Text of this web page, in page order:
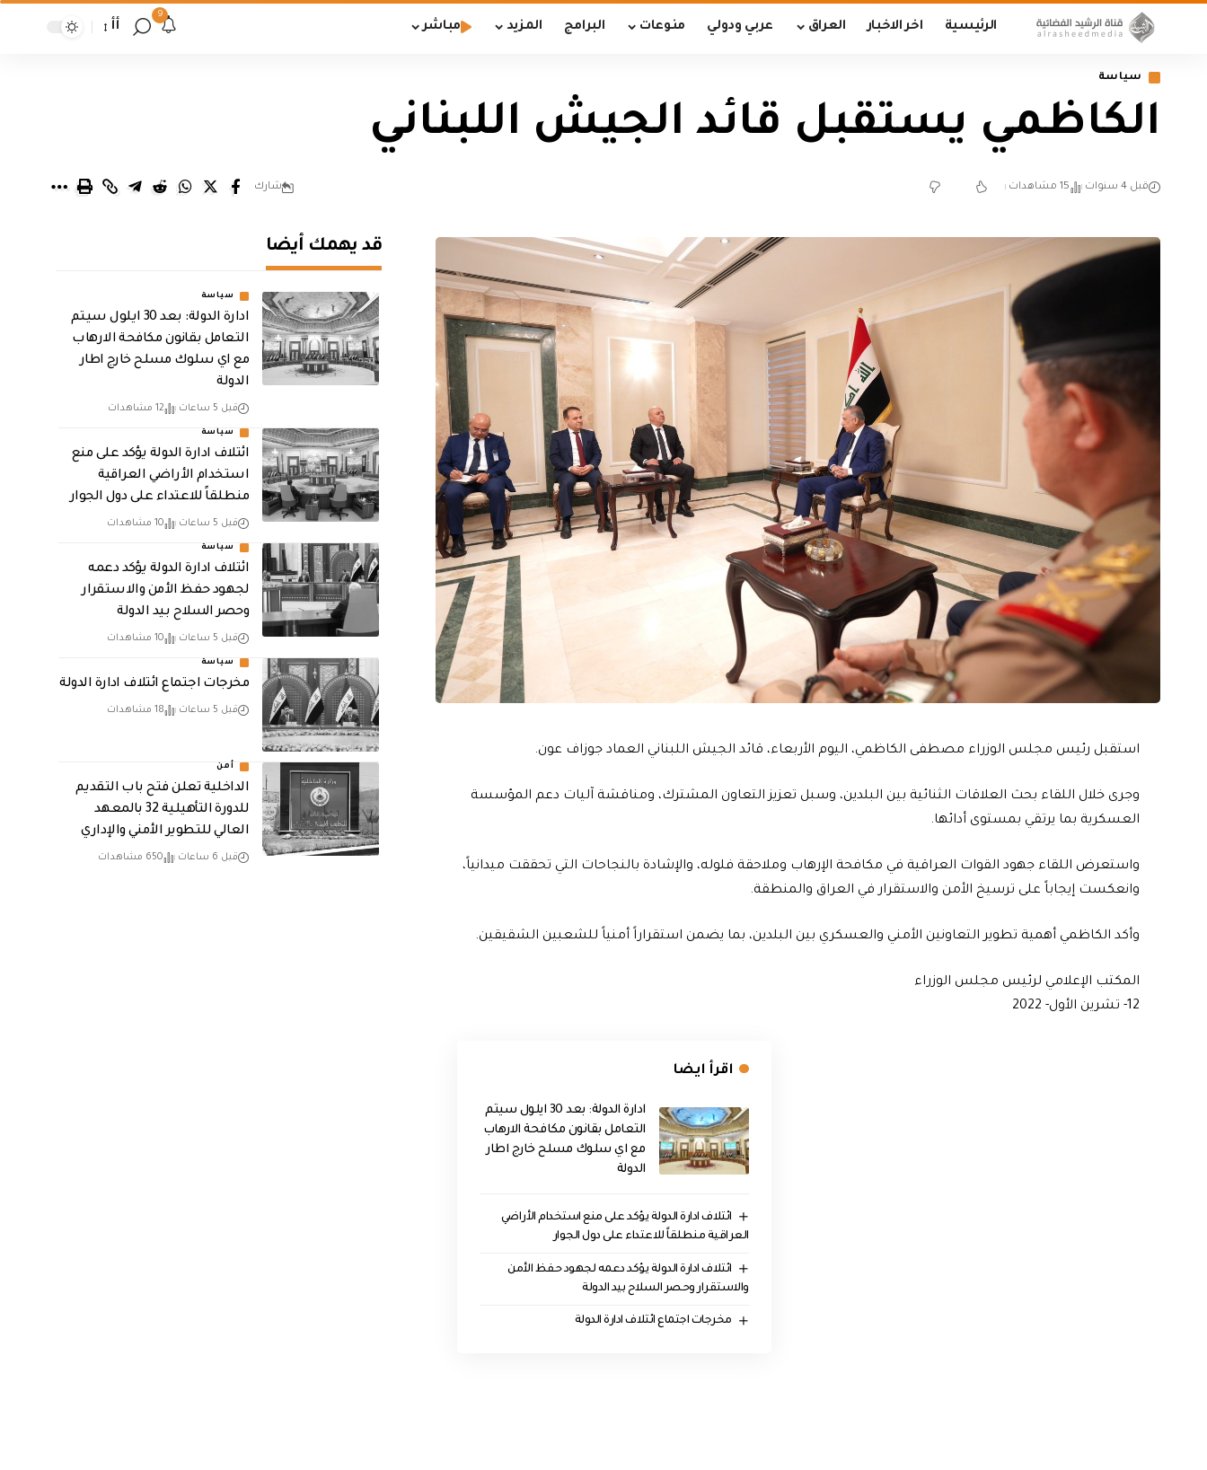
الرئيسية اخر الاخبار العراق عربي ودولي منوعات البرامج المزيد مباشر
9
أأ
سياسة
الكاظمي يستقبل قائد الجيش اللبناني
قبل 4 سنوات 15 مشاهدات شارك
استقبل رئيس مجلس الوزراء مصطفى الكاظمي، اليوم الأربعاء، قائد الجيش اللبناني العماد جوزاف عون.
وجرى خلال اللقاء بحث العلاقات الثنائية بين البلدين، وسبل تعزيز التعاون المشترك، ومناقشة آليات دعم المؤسسة
العسكرية بما يرتقي بمستوى أدائها.
واستعرض اللقاء جهود القوات العراقية في مكافحة الإرهاب وملاحقة فلوله، والإشادة بالنجاحات التي تحققت ميدانياً،
وانعكست إيجاباً على ترسيخ الأمن والاستقرار في العراق والمنطقة.
وأكد الكاظمي أهمية تطوير التعاونين الأمني والعسكري بين البلدين، بما يضمن استقراراً أمنياً للشعبين الشقيقين.
المكتب الإعلامي لرئيس مجلس الوزراء
12- تشرين الأول- 2022
اقرأ ايضا
ادارة الدولة: بعد 30 ايلول سيتم
التعامل بقانون مكافحة الارهاب
مع اي سلوك مسلح خارج اطار
الدولة
ائتلاف ادارة الدولة يؤكد على منع استخدام الأراضي
العراقية منطلقاً للاعتداء على دول الجوار
ائتلاف ادارة الدولة يؤكد دعمه لجهود حفظ الأمن
والاستقرار وحصر السلاح بيد الدولة
مخرجات اجتماع ائتلاف ادارة الدولة
قد يهمك أيضا
سياسة
ادارة الدولة: بعد 30 ايلول سيتم
التعامل بقانون مكافحة الارهاب
مع اي سلوك مسلح خارج اطار
الدولة
قبل 5 ساعات 12 مشاهدات
سياسة
ائتلاف ادارة الدولة يؤكد على منع
استخدام الأراضي العراقية
منطلقاً للاعتداء على دول الجوار
قبل 5 ساعات 10 مشاهدات
سياسة
ائتلاف ادارة الدولة يؤكد دعمه
لجهود حفظ الأمن والاستقرار
وحصر السلاح بيد الدولة
قبل 5 ساعات 10 مشاهدات
سياسة
مخرجات اجتماع ائتلاف ادارة الدولة
قبل 5 ساعات 18 مشاهدات
أمن
الداخلية تعلن فتح باب التقديم
للدورة التأهيلية 32 بالمعهد
العالي للتطوير الأمني والإداري
قبل 6 ساعات 650 مشاهدات